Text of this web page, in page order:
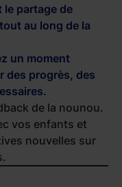
partage de
au long de la
un moment
des progrès, des
de la nounou.
vos enfants et
nouvelles sur